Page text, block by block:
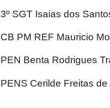
3º SGT Isaias dos
CB PM REF Mauricio
PEN Benta Rodrigues
PENS Cerilde Freitas de